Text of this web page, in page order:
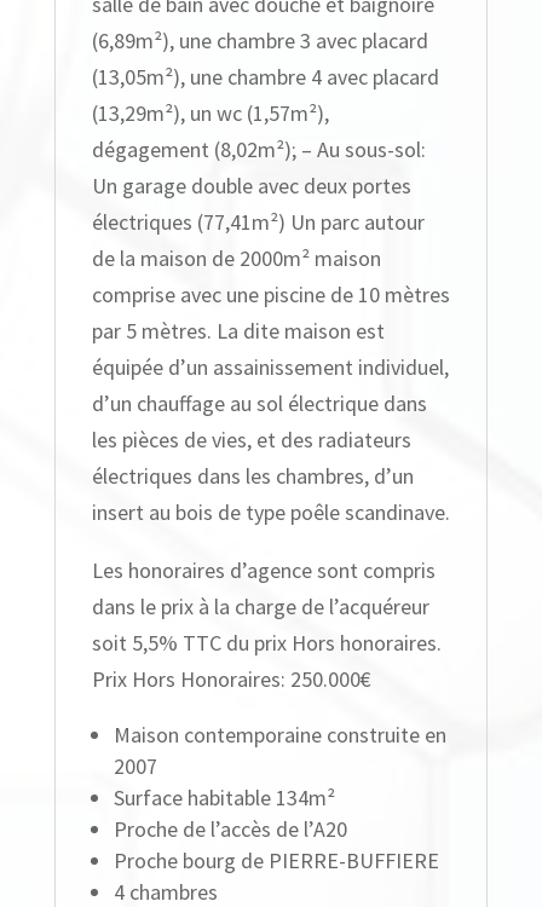
(6,89m²), une chambre 3 avec placard
(13,05m²), une chambre 4 avec placard
(13,29m²), un wc (1,57m²),
dégagement (8,02m²); – Au sous-sol:
Un garage double avec deux portes
électriques (77,41m²) Un parc autour
de la maison de 2000m² maison
comprise avec une piscine de 10 mètres
par 5 mètres. La dite maison est
équipée d’un assainissement individuel,
d’un chauffage au sol électrique dans
les pièces de vies, et des radiateurs
électriques dans les chambres, d’un
insert au bois de type poêle scandinave.
Les honoraires d’agence sont compris
dans le prix à la charge de l’acquéreur
soit 5,5% TTC du prix Hors honoraires.
Prix Hors Honoraires: 250.000€
Maison contemporaine construite en
2007
Surface habitable 134m²
Proche de l’accès de l’A20
Proche bourg de PIERRE-BUFFIERE
4 chambres